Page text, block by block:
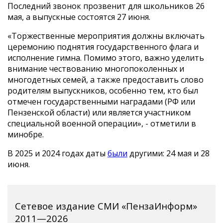
Последний звонок прозвенит для школьников 26
мая, а выпускные состоятся 27 июня.
«Торжественные мероприятия должны включать
церемонию поднятия государственного флага и
исполнение гимна. Помимо этого, важно уделить
внимание чествованию многопоколенных и
многодетных семей, а также предоставить слово
родителям выпускников, особенно тем, кто был
отмечен государственными наградами (РФ или
Пензенской области) или является участником
специальной военной операции», - отметили в
минобре.
В 2025 и 2024 годах даты были другими: 24 мая и 28
июня.
Сетевое издание СМИ «ПензаИнформ»
2011—2026